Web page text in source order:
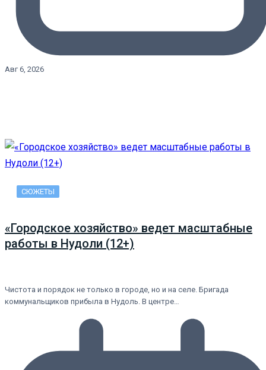
Авг 6, 2026
СЮЖЕТЫ
«Городское хозяйство» ведет масштабные
работы в Нудоли (12+)
Чистота и порядок не только в городе, но и на селе. Бригада
коммунальщиков прибыла в Нудоль. В центре…